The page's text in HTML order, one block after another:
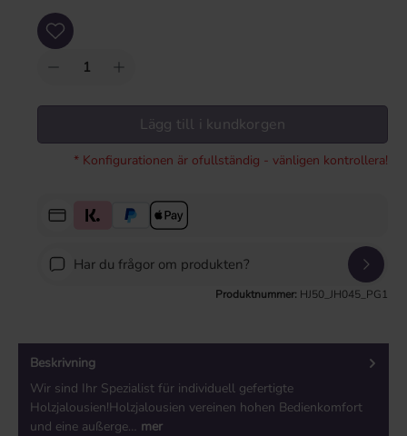
Produktkvantitet: Ange önskat värde eller använd knapparna för att öka eller
Lägg till i kundkorgen
* Konfigurationen är ofullständig - vänligen kontrollera!
Har du frågor om produkten?
Produktnummer: HJ50_JH045_PG1
Beskrivning
Wir sind Ihr Spezialist für individuell gefertigte
Holzjalousien!Holzjalousien vereinen hohen Bedienkomfort
und eine außerge… mer